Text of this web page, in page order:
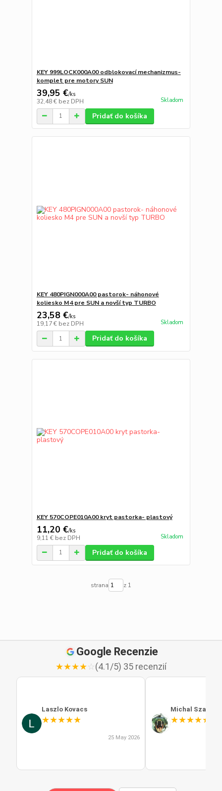
KEY 999LOCK000A00 odblokovací mechanizmus-
komplet pre motory SUN
39,95 €/ks
32,48 € bez DPH Skladom
Pridať do košíka
KEY 480PIGN000A00 pastorok- náhonové
koliesko M4 pre SUN a novší typ TURBO
23,58 €/ks
19,17 € bez DPH Skladom
Pridať do košíka
KEY 570COPE010A00 kryt pastorka- plastový
11,20 €/ks
9,11 € bez DPH Skladom
Pridať do košíka
strana z 1
Google Recenzie
★★★★☆(4.1/5) 35 recenzií
Laszlo Kovacs
★★★★★
25 May 2026
Michal Szabo
★★★★★